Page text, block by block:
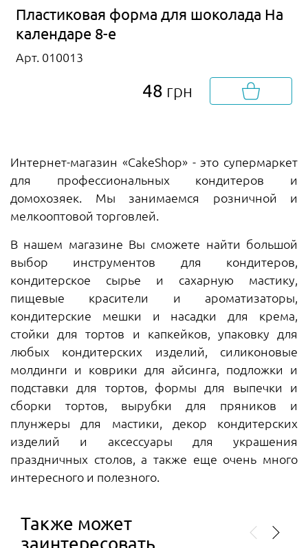
Пластиковая форма для шоколада На
календаре 8-е
Арт. 010013
48 грн
Интернет-магазин «CakeShop» - это супермаркет
для профессиональных кондитеров и
домохозяек. Мы занимаемся розничной и
мелкооптовой торговлей.
В нашем магазине Вы сможете найти большой
выбор инструментов для кондитеров,
кондитерское сырье и сахарную мастику,
пищевые красители и ароматизаторы,
кондитерские мешки и насадки для крема,
стойки для тортов и капкейков, упаковку для
любых кондитерских изделий, силиконовые
молдинги и коврики для айсинга, подложки и
подставки для тортов, формы для выпечки и
сборки тортов, вырубки для пряников и
плунжеры для мастики, декор кондитерских
изделий и аксессуары для украшения
праздничных столов, а также еще очень много
интересного и полезного.
Также может
заинтересовать